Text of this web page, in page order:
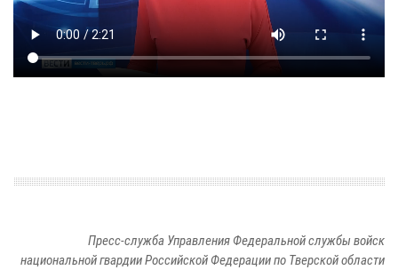
Пресс-служба Управления Федеральной службы войск
национальной гвардии Российской Федерации по Тверской области